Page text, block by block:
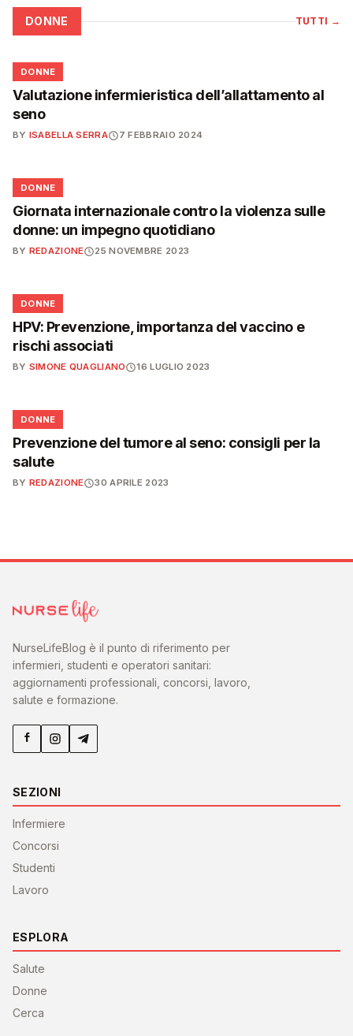
DONNE TUTTI →
🌸
DONNE
Valutazione infermieristica dell’allattamento al
seno
BY ISABELLA SERRA 7 FEBBRAIO 2024
🌸
DONNE
Giornata internazionale contro la violenza sulle
donne: un impegno quotidiano
BY REDAZIONE 25 NOVEMBRE 2023
🌸
DONNE
HPV: Prevenzione, importanza del vaccino e
rischi associati
BY SIMONE QUAGLIANO 16 LUGLIO 2023
🌸
DONNE
Prevenzione del tumore al seno: consigli per la
salute
BY REDAZIONE 30 APRILE 2023
NurseLifeBlog è il punto di riferimento per
infermieri, studenti e operatori sanitari:
aggiornamenti professionali, concorsi, lavoro,
salute e formazione.
SEZIONI
Infermiere
Concorsi
Studenti
Lavoro
ESPLORA
Salute
Donne
Cerca